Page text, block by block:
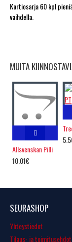
Kartiosarja 60 kpl
vaihdella.
MUITA
Allsvenskan Pilli
10.01€
SEURASHOP
Yhteystiedot
Tilaus- ja toimitusehdot